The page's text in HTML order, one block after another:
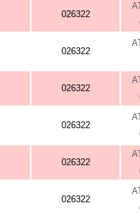
026322
026322
026322
026322
026322
026322